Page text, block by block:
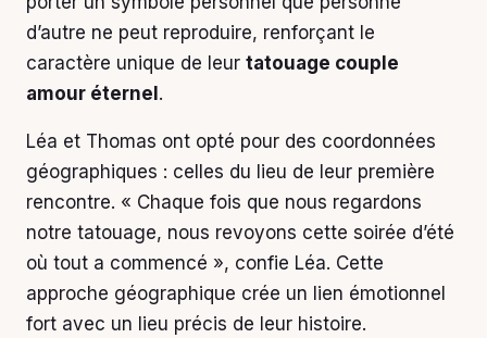
d’autre ne peut reproduire, renforçant le
caractère unique de leur tatouage couple
amour éternel .
Léa et Thomas ont opté pour des coordonnées
géographiques : celles du lieu de leur première
rencontre. « Chaque fois que nous regardons
notre tatouage, nous revoyons cette soirée d’été
où tout a commencé », confie Léa. Cette
approche géographique crée un lien émotionnel
fort avec un lieu précis de leur histoire.